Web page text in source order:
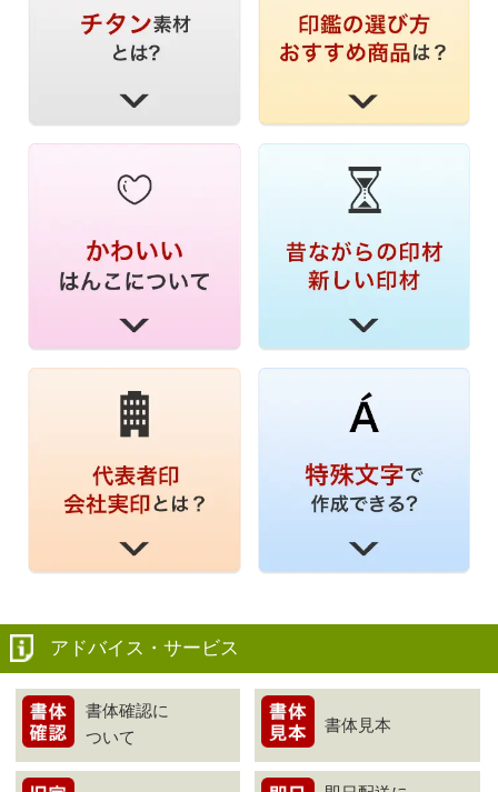
アドバイス・サービス
書体確認に
ついて
書体見本